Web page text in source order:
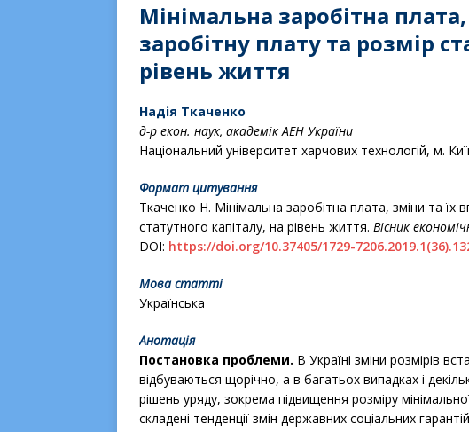
Мінімальна заробітна
заробітну плату та розмір
рівень життя
Надія Ткаченко
д-р екон. наук, академік АЕН України
Національний університет харчових технологій, м.
Формат цитування
Ткаченко Н. Мінімальна заробітна плата, зміни та їх
статутного капіталу, на рівень життя. Вісник
DOI: https://doi.org/10.37405/1729-
Мова статті
Українська
Анотація
Постановка проблеми. В Україні зміни розмірів
відбуваються щорічно, а в багатьох випадках і
рішень уряду, зокрема підвищення розміру
складені тенденції змін державних соціальних